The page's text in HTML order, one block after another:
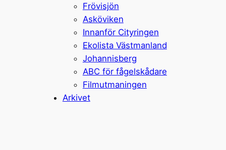
Frövisjön
Asköviken
Innanför Cityringen
Ekolista Västmanland
Johannisberg
ABC för fågelskådare
Filmutmaningen
Arkivet